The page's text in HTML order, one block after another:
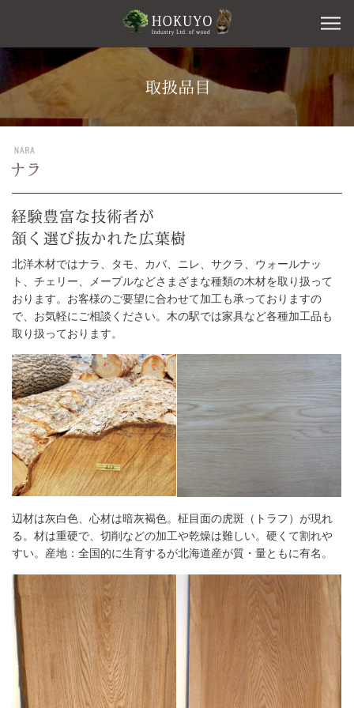
北洋木材ではナラ、タモ、カバ、ニレ、サクラ、ウォールナッ
ト、チェリー、メープルなどさまざまな種類の木材を取り扱って
おります。お客様のご要望に合わせて加工も承っておりますの
で、お気軽にご相談ください。木の駅では家具など各種加工品も
取り扱っております。
辺材は灰白色、心材は暗灰褐色。柾目面の虎斑（トラフ）が現れ
る。材は重硬で、切削などの加工や乾燥は難しい。硬くて割れや
すい。産地：全国的に生育するが北海道産が質・量ともに有名。